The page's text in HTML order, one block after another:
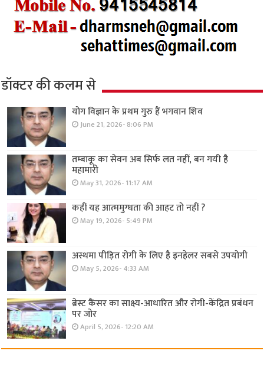
डॉक्टर की कलम से
योग विज्ञान के प्रथम गुरु हैं भगवान शिव
June 21, 2026- 8:06 PM
तम्बाकू का सेवन अब सिर्फ लत नहीं, बन गयी है
महामारी
May 31, 2026- 11:17 AM
कहीं यह आत्ममुग्धता की आहट तो नहीं ?
May 19, 2026- 5:49 PM
अस्थमा पीड़ित रोगी के लिए है इनहेलर सबसे उपयोगी
May 5, 2026- 4:33 AM
ब्रेस्ट कैंसर का साक्ष्य-आधारित और रोगी-केंद्रित प्रबंधन
पर जोर
April 5, 2026- 12:20 AM